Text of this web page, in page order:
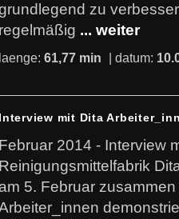
zu
regelmäßig ... weiter
laenge: 61,77 min | datum:
Interview mit Dita
Februar 2014 - Interview
Reinigungsmittelfabrik
5. Februar